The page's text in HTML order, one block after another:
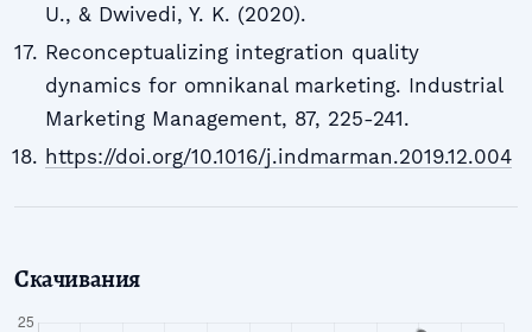
U., & Dwivedi, Y. K. (2020).
Reconceptualizing integration quality
dynamics for omnikanal marketing. Industrial
Marketing Management, 87, 225-241.
https://doi.org/10.1016/j.indmarman.2019.12.004
Скачивания